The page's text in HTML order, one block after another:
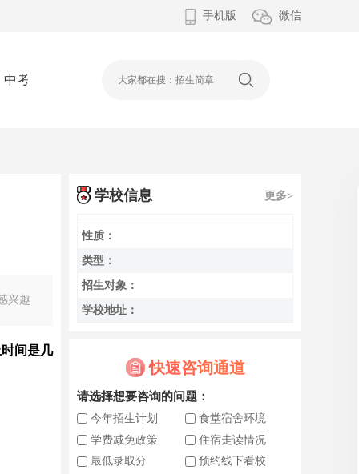
手机版 微信
中考
兴趣
间是几
学校信息 更多>
性质：
类型：
招生对象：
学校地址：
快速咨询通道
请选择想要咨询的问题：
今年招生计划
食堂宿舍环境
学费减免政策
住宿走读情况
最低录取分
预约线下看校